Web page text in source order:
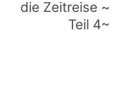
die Zeitreise ~
Teil 4~